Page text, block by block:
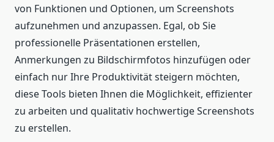
von Funktionen und Optionen, um Screenshots
aufzunehmen und anzupassen. Egal, ob Sie
professionelle Präsentationen erstellen,
Anmerkungen zu Bildschirmfotos hinzufügen oder
einfach nur Ihre Produktivität steigern möchten,
diese Tools bieten Ihnen die Möglichkeit, effizienter
zu arbeiten und qualitativ hochwertige Screenshots
zu erstellen.